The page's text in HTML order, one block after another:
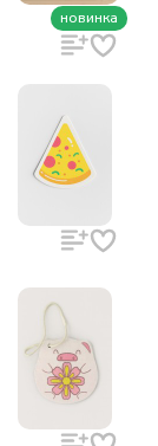
новинка